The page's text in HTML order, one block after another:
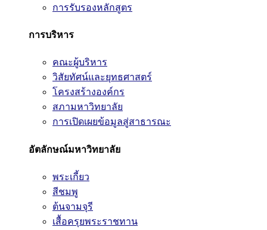
การรับรองหลักสูตร
การบริหาร
คณะผู้บริหาร
วิสัยทัศน์และยุทธศาสตร์
โครงสร้างองค์กร
สภามหาวิทยาลัย
การเปิดเผยข้อมูลสู่สาธารณะ
อัตลักษณ์มหาวิทยาลัย
พระเกี้ยว
สีชมพู
ต้นจามจุรี
เสื้อครุยพระราชทาน